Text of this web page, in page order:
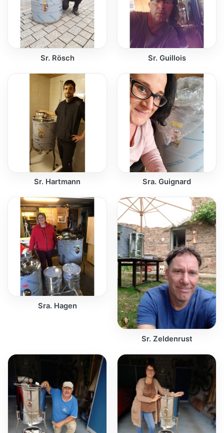
Sr. Rösch Sr. Guillois
Sr. Hartmann Sra. Guignard
Sra. Hagen
Sr. Zeldenrust